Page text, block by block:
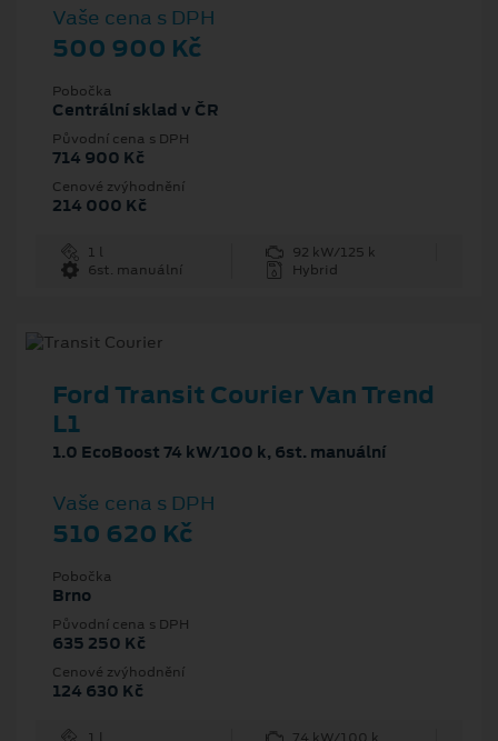
Vaše cena s DPH
500 900 Kč
Pobočka
Centrální sklad v ČR
Původní cena s DPH
714 900 Kč
Cenové zvýhodnění
214 000 Kč
1 l
92 kW/125 k
6st. manuální
Hybrid
Ford Transit Courier Van Trend
L1
1.0 EcoBoost 74 kW/100 k, 6st. manuální
Vaše cena s DPH
510 620 Kč
Pobočka
Brno
Původní cena s DPH
635 250 Kč
Cenové zvýhodnění
124 630 Kč